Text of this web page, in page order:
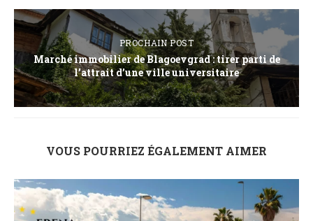
PROCHAIN POST
Marché immobilier de Blagoevgrad : tirer parti de
l’attrait d’une ville universitaire
VOUS POURRIEZ ÉGALEMENT AIMER